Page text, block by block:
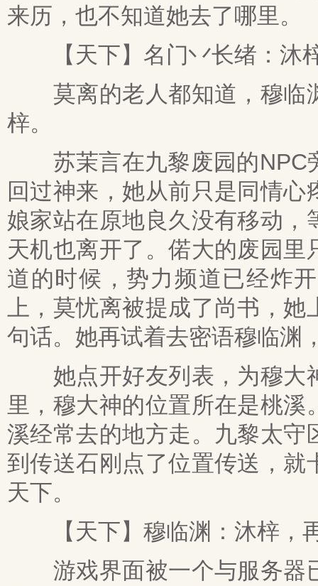
来历，也不知道她去了哪里。
【天下】名门丷长绪：沐
莫离的老人都知道，穆临
梓。
苏茉言在九黎废园的NPC
回过神来，她从前只是同情
娘家站在原地良久没有移动
天机也离开了。偌大的废园
道的时候，势力频道已经炸
上，莫忧离被提成了尚书，
句话。她再试着去密语穆临渊
她点开好友列表，为穆大
里，穆大神的位置所在是桃
溪经常去的地方走。九黎太
到传送石刚点了位置传送，
天下。
【天下】穆临渊：沐梓，
游戏界面被一个与服务器